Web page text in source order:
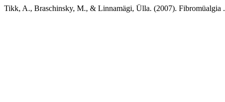
Tikk, A., Braschinsky, M., & Linnamägi, Ülla. (2007). Fibromüalgia